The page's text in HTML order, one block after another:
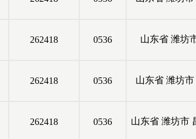
262418 0536 山东省 潍坊
262418 0536 山东省 潍坊市
262418 0536 山东省 潍坊市